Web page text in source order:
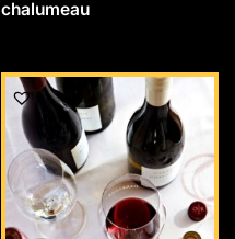
chalumeau